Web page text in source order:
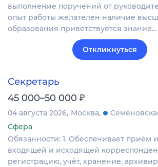
выполнение поручений от
опыт работы желателен наличие
образования приветствуется знание…
Откликнуться
Секретарь
45 000–50 000 ₽
04 августа 2026 Москва
Сфера
Обязанности: 1. Обеспечивает приём
входящей и исходящей
регистрацию, учёт, хранение,